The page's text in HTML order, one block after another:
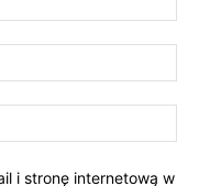
i stronę internetową w